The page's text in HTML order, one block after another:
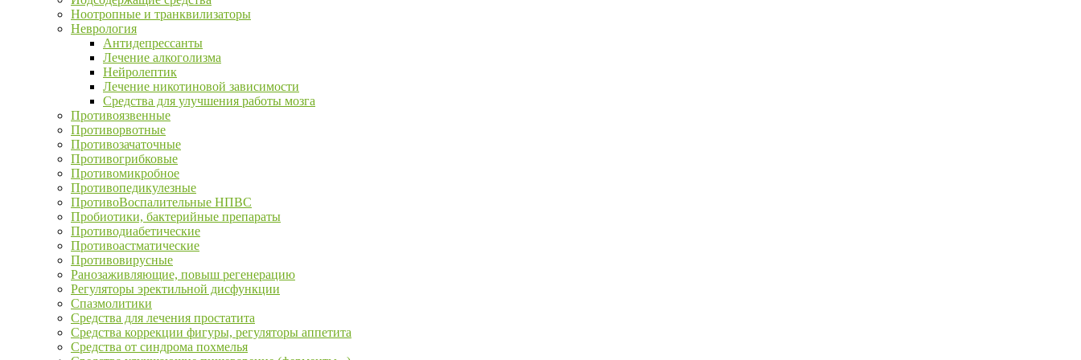
Ноотропные и транквилизаторы
Неврология
Антидепрессанты
Лечение алкоголизма
Нейролептик
Лечение никотиновой зависимости
Средства для улучшения работы мозга
Противоязвенные
Противорвотные
Противозачаточные
Противогрибковые
Противомикробное
Противопедикулезные
ПротивоВоспалительные НПВС
Пробиотики, бактерийные препараты
Противодиабетические
Противоастматические
Противовирусные
Ранозаживляющие, повыш регенерацию
Регуляторы эректильной дисфункции
Спазмолитики
Средства для лечения простатита
Средства коррекции фигуры, регуляторы аппетита
Средства от синдрома похмелья